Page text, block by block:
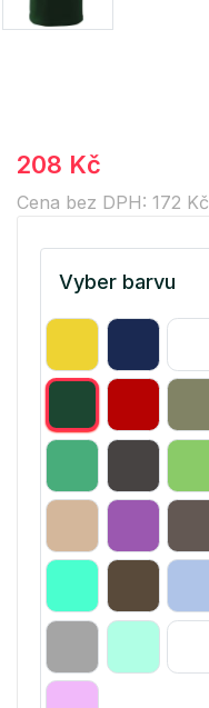
208 Kč
Cena bez DPH: 172 Kč
Vyber barvu